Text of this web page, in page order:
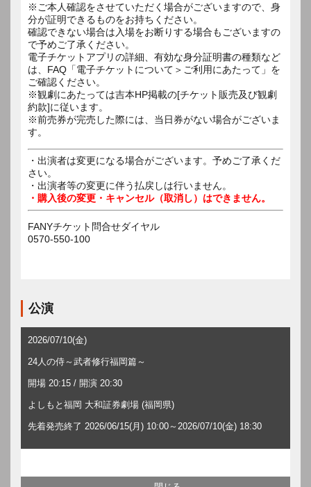
※ご本人確認をさせていただく場合がございますので、身
分が証明できるものをお持ちください。
確認できない場合は入場をお断りする場合もございますの
で予めご了承ください。
電子チケットアプリの詳細、有効な身分証明書の種類など
は、FAQ「電子チケットについて＞ご利用にあたって」を
ご確認ください。
※観劇にあたっては吉本HP掲載の[チケット販売及び観劇
約款]に従います。
※前売券が完売した際には、当日券がない場合がございま
す。
・出演者は変更になる場合がございます。予めご了承くだ
さい。
・出演者等の変更に伴う払戻しは行いません。
・購入後の変更・キャンセル（取消し）はできません。
FANYチケット問合せダイヤル
0570-550-100
公演
2026/07/10(金)
24人の侍～武者修行福岡篇～
開場 20:15 / 開演 20:30
よしもと福岡 大和証券劇場 (福岡県)
先着発売終了 2026/06/15(月) 10:00～2026/07/10(金) 18:30